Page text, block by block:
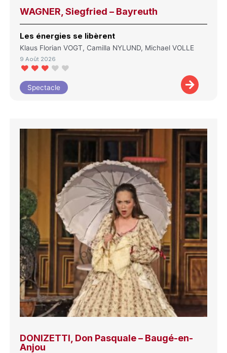
WAGNER, Siegfried – Bayreuth
Les énergies se libèrent
Klaus Florian VOGT, Camilla NYLUND, Michael VOLLE
9 Août 2026
Spectacle
DONIZETTI, Don Pasquale – Baugé-en-
Anjou